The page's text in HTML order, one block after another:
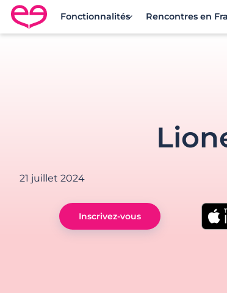
Rencontre en France avec Meetic
Fonctionnalités Rencontres en
21 juillet 2024
Inscrivez-vous